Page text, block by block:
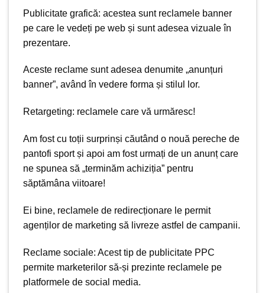
Publicitate grafică: acestea sunt reclamele banner
pe care le vedeți pe web și sunt adesea vizuale în
prezentare.
Aceste reclame sunt adesea denumite „anunțuri
banner”, având în vedere forma și stilul lor.
Retargeting: reclamele care vă urmăresc!
Am fost cu toții surprinși căutând o nouă pereche de
pantofi sport și apoi am fost urmați de un anunț care
ne spunea să „terminăm achiziția” pentru
săptămâna viitoare!
Ei bine, reclamele de redirecționare le permit
agenților de marketing să livreze astfel de campanii.
Reclame sociale: Acest tip de publicitate PPC
permite marketerilor să-și prezinte reclamele pe
platformele de social media.